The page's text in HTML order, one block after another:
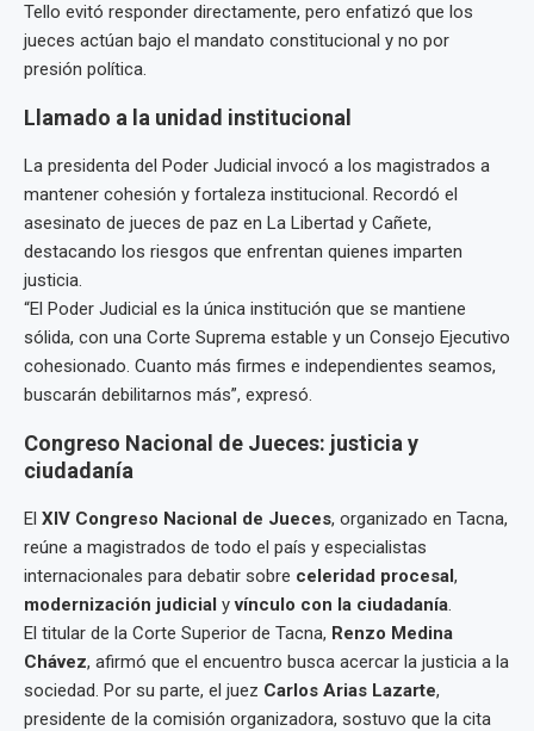
Tello evitó responder directamente, pero enfatizó que los
jueces actúan bajo el mandato constitucional y no por
presión política.
Llamado a la unidad institucional
La presidenta del Poder Judicial invocó a los magistrados a
mantener cohesión y fortaleza institucional. Recordó el
asesinato de jueces de paz en La Libertad y Cañete,
destacando los riesgos que enfrentan quienes imparten
justicia.
“El Poder Judicial es la única institución que se mantiene
sólida, con una Corte Suprema estable y un Consejo Ejecutivo
cohesionado. Cuanto más firmes e independientes seamos,
buscarán debilitarnos más”, expresó.
Congreso Nacional de Jueces: justicia y
ciudadanía
El XIV Congreso Nacional de Jueces, organizado en Tacna,
reúne a magistrados de todo el país y especialistas
internacionales para debatir sobre celeridad procesal ,
modernización judicial yvínculo con la ciudadanía.
El titular de la Corte Superior de Tacna, Renzo Medina
Chávez, afirmó que el encuentro busca acercar la justicia a la
sociedad. Por su parte, el juez Carlos Arias Lazarte,
presidente de la comisión organizadora, sostuvo que la cita